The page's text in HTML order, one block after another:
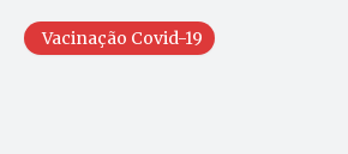
Vacinação Covid-19